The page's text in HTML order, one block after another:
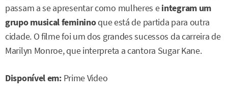
passam a se apresentar como mulheres eintegram um
grupo musical femininoque está de partida para outra
cidade. O filme foi um dos grandes sucessos da carreira de
Marilyn Monroe, que interpreta a cantora Sugar Kane.
Disponível em: Prime Video